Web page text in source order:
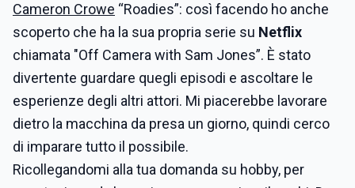
Cameron Crowe “Roadies”: così facendo ho anche
scoperto che ha la sua propria serie su Netflix
chiamata "Off Camera with Sam Jones”. È stato
divertente guardare quegli episodi e ascoltare le
esperienze degli altri attori. Mi piacerebbe lavorare
dietro la macchina da presa un giorno, quindi cerco
di imparare tutto il possibile.
Ricollegandomi alla tua domanda su hobby, per